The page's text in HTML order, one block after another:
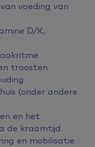
voeding van
D/K,
troosten
(onder andere
en het
de kraamtijd
en mobilisatie